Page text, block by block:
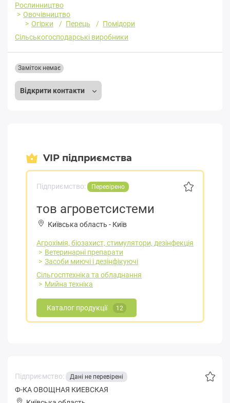
Рослинництво
Овочівництво
Огірки
Перець
Помідори
Сільськогосподарські виробники
Відкрити контакти
Заміток немає
VIP підприємства
Підприємство: Перевірено
тов агроветсистеми
Київська область - Київ
Агрохімія, біозахист, стимулятори, дезінфекція
Ветеринарні препарати
Засоби миючі і дезінфікуючі
Сільгосптехніка та обладнання
Мийна техніка
Каталог продукції 12
Підприємство: Дані не перевірені
Ф-КА ОВОЩНАЯ КИЕВСКАЯ